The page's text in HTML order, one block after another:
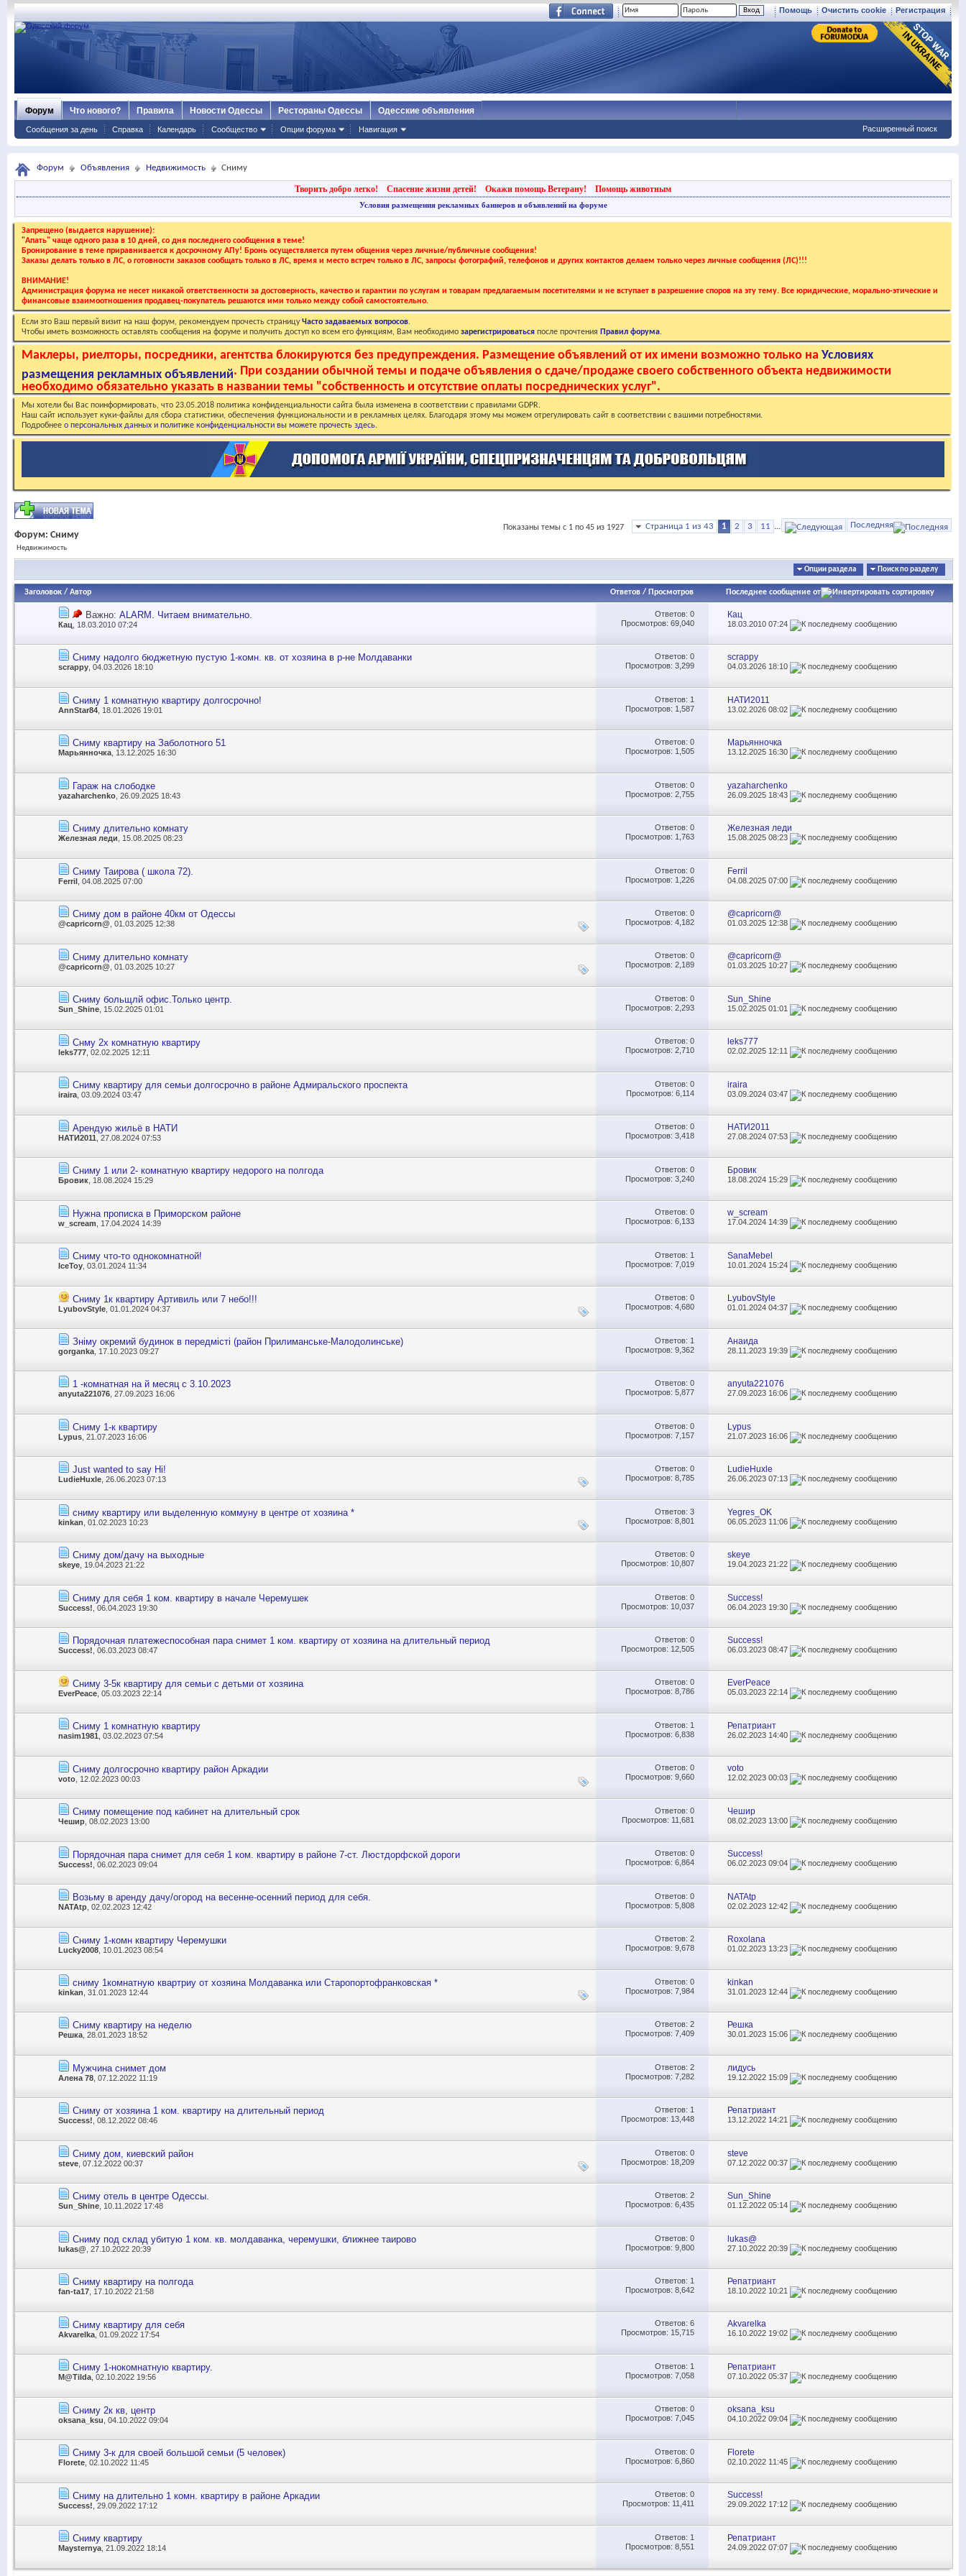
Регистрация
Очистить cookie
Помощь
Форум
Сообщения за день Справка Календарь Сообщество Опции форума Навигация
Что нового? Правила Новости Одессы Рестораны Одессы Одесские объявления
Расширенный поиск
Форум Объявления Недвижимость Сниму
Творить добро легко! Спасение жизни детей! Окажи помощь Ветерану! Помощь животным
Условия размещения рекламных баннеров и объявлений на форуме
Запрещено (выдается нарушение):
"Апать" чаще одного раза в 10 дней, со дня последнего сообщения в теме!
Бронирование в теме приравнивается к досрочному АПу! Бронь осуществляется путем общения через личные/публичные сообщения!
Заказы делать только в ЛС, о готовности заказов сообщать только в ЛС, время и место встреч только в ЛС, запросы фотографий, телефонов и других контактов делаем только через личные сообщения (ЛС)!!!
ВНИМАНИЕ!
Администрация форума не несет никакой ответственности за достоверность, качество и гарантии по услугам и товарам предлагаемым посетителями и не вступает в разрешение споров на эту тему. Все юридические, морально-этические и
финансовые взаимоотношения продавец-покупатель решаются ими только между собой самостоятельно.
Если это Ваш первый визит на наш форум, рекомендуем прочесть страницуЧасто задаваемых вопросов.
Чтобы иметь возможность оставлять сообщения на форуме и получить доступ ко всем его функциям, Вам необходимо зарегистрироваться после прочтения Правил форума.
Маклеры, риелторы, посредники, агентства блокируются без предупреждения. Размещение объявлений от их имени возможно только на Условиях
размещения рекламных объявлений. При создании обычной темы и подаче объявления о сдаче/продаже своего собственного объекта недвижимости
необходимо обязательно указать в названии темы "собственность и отсутствие оплаты посреднических услуг".
Мы хотели бы Вас поинформировать, что 23.05.2018 политика конфиденциальности сайта была изменена в соответствии с правилами GDPR.
Наш сайт использует куки-файлы для сбора статистики, обеспечения функциональности и в рекламных целях. Благодаря этому мы можем отрегулировать сайт в соответствии с вашими потребностями.
Подробнее о персональных данных и политике конфиденциальности вы можете прочесть здесь.
Страница 1 из 43 1 2 3 11 ... Последняя
Показаны темы с 1 по 45 из 1927
Форум: Сниму
Недвижимость
Опции раздела Поиск по разделу
Заголовок / Автор Ответов/ Просмотров Последнее сообщение от
Важно: ALARM. Читаем внимательно.
Кац , 18.03.2010 07:24
Ответов: 0
Просмотров: 69,040
Кац
18.03.201007:24
Сниму надолго бюджетную пустую 1-комн. кв. от хозяина в р-не Молдаванки
scrappy, 04.03.2026 18:10
Ответов: 0
Просмотров: 3,299
scrappy
04.03.2026 18:10
Сниму 1 комнатную квартиру долгосрочно!
AnnStar84 , 18.01.2026 19:01
Ответов: 1
Просмотров: 1,587
НАТИ2011
13.02.202608:02
Сниму квартиру на Заболотного 51
Марьянночка, 13.12.2025 16:30
Ответов: 0
Просмотров: 1,505
Марьянночка
13.12.2025 16:30
Гараж на слободке
yazaharchenko , 26.09.2025 18:43
Ответов: 0
Просмотров: 2,755
yazaharchenko
26.09.2025 18:43
Сниму длительно комнату
Железная леди , 15.08.2025 08:23
Ответов: 0
Просмотров: 1,763
Железная леди
15.08.202508:23
Сниму Таирова ( школа 72).
Ferril , 04.08.2025 07:00
Ответов: 0
Просмотров: 1,226
Ferril
04.08.202507:00
Сниму дом в районе 40км от Одессы
@capricorn@ , 01.03.2025 12:38
Ответов: 0
Просмотров: 4,182
@capricorn@
01.03.2025 12:38
Сниму длительно комнату
@capricorn@ , 01.03.2025 10:27
Ответов: 0
Просмотров: 2,189
@capricorn@
01.03.202510:27
Сниму больщлй офис.Только центр.
Sun_Shine , 15.02.2025 01:01
Ответов: 0
Просмотров: 2,293
Sun_Shine
15.02.202501:01
Снму 2х комнатную квартиру
leks777 , 02.02.2025 12:11
Ответов: 0
Просмотров: 2,710
leks777
02.02.202512:11
Сниму квартиру для семьи долгосрочно в районе Адмиральского проспекта
iraira , 03.09.2024 03:47
Ответов: 0
Просмотров: 6,114
iraira
03.09.202403:47
Арендую жильё в НАТИ
НАТИ2011 , 27.08.2024 07:53
Ответов: 0
Просмотров: 3,418
НАТИ2011
27.08.202407:53
Сниму 1 или 2- комнатную квартиру недорого на полгода
Бровик , 18.08.2024 15:29
Ответов: 0
Просмотров: 3,240
Бровик
18.08.2024 15:29
Нужна прописка в Приморском районе
w_scream , 17.04.2024 14:39
Ответов: 0
Просмотров: 6,133
w_scream
17.04.2024 14:39
Сниму что-то однокомнатной!
IceToy , 03.01.2024 11:34
Ответов: 1
Просмотров: 7,019
SanaMebel
10.01.2024 15:24
Сниму 1к квартиру Артивиль или 7 небо!!!
LyubovStyle , 01.01.2024 04:37
Ответов: 0
Просмотров: 4,680
LyubovStyle
01.01.202404:37
Зніму окремий будинок в передмісті (район Прилиманське-Малодолинське)
gorganka , 17.10.2023 09:27
Ответов: 1
Просмотров: 9,362
Анаида
28.11.2023 19:39
1 -комнатная на й месяц с 3.10.2023
anyuta221076, 27.09.2023 16:06
Ответов: 0
Просмотров: 5,877
anyuta221076
27.09.2023 16:06
Сниму 1-к квартиру
Lypus , 21.07.2023 16:06
Ответов: 0
Просмотров: 7,157
Lypus
21.07.2023 16:06
Just wanted to say Hi!
LudieHuxle , 26.06.2023 07:13
Ответов: 0
Просмотров: 8,785
LudieHuxle
26.06.202307:13
сниму квартиру или выделенную коммуну в центре от хозяина *
kinkan , 01.02.2023 10:23
Ответов: 3
Просмотров: 8,801
Yegrеs_OK
06.05.2023 11:06
Сниму дом/дачу на выходные
skeye , 19.04.2023 21:22
Ответов: 0
Просмотров: 10,807
skeye
19.04.202321:22
Сниму для себя 1 ком. квартиру в начале Черемушек
Success! , 06.04.2023 19:30
Ответов: 0
Просмотров: 10,037
Success!
06.04.2023 19:30
Порядочная платежеспособная пара снимет 1 ком. квартиру от хозяина на длительный период
Success! , 06.03.2023 08:47
Ответов: 0
Просмотров: 12,505
Success!
06.03.202308:47
Сниму 3-5к квартиру для семьи с детьми от хозяина
EverPeace , 05.03.2023 22:14
Ответов: 0
Просмотров: 8,786
EverPeace
05.03.202322:14
Сниму 1 комнатную квартиру
nasim1981 , 03.02.2023 07:54
Ответов: 1
Просмотров: 6,838
Репатриант
26.02.2023 14:40
Сниму долгосрочно квартиру район Аркадии
voto , 12.02.2023 00:03
Ответов: 0
Просмотров: 9,660
voto
12.02.202300:03
Сниму помещение под кабинет на длительный срок
Чешир , 08.02.2023 13:00
Ответов: 0
Просмотров: 11,681
Чешир
08.02.2023 13:00
Порядочная пара снимет для себя 1 ком. квартиру в районе 7-ст. Люстдорфской дороги
Success! , 06.02.2023 09:04
Ответов: 0
Просмотров: 6,864
Success!
06.02.202309:04
Возьму в аренду дачу/огород на весенне-осенний период для себя.
NATAtp , 02.02.2023 12:42
Ответов: 0
Просмотров: 5,808
NATAtp
02.02.2023 12:42
Сниму 1-комн квартиру Черемушки
Lucky2008 , 10.01.2023 08:54
Ответов: 2
Просмотров: 9,678
Roxolana
01.02.2023 13:23
сниму 1комнатную квартриу от хозяина Молдаванка или Старопортофранковская *
kinkan , 31.01.2023 12:44
Ответов: 0
Просмотров: 7,984
kinkan
31.01.2023 12:44
Сниму квартиру на неделю
Решка, 28.01.2023 18:52
Ответов: 2
Просмотров: 7,409
Решка
30.01.2023 15:06
Мужчина снимет дом
Алена 78 , 07.12.2022 11:19
Ответов: 2
Просмотров: 7,282
лидусь
19.12.2022 15:09
Сниму от хозяина 1 ком. квартиру на длительный период
Success!, 08.12.2022 08:46
Ответов: 1
Просмотров: 13,448
Репатриант
13.12.2022 14:21
Сниму дом, киевский район
steve , 07.12.2022 00:37
Ответов: 0
Просмотров: 18,209
steve
07.12.202200:37
Сниму отель в центре Одессы.
Sun_Shine , 10.11.2022 17:48
Ответов: 2
Просмотров: 6,435
Sun_Shine
01.12.202205:14
Сниму под склад убитую 1 ком. кв. молдаванка, черемушки, ближнее таирово
lukas@ , 27.10.2022 20:39
Ответов: 0
Просмотров: 9,800
lukas@
27.10.202220:39
Сниму квартиру на полгода
fan-ta17 , 17.10.2022 21:58
Ответов: 1
Просмотров: 8,642
Репатриант
18.10.2022 10:21
Сниму квартиру для себя
Akvarelka , 01.09.2022 17:54
Ответов: 6
Просмотров: 15,715
Akvarelka
16.10.202219:02
Сниму 1-нокомнатную квартиру.
M@Tilda , 02.10.2022 19:56
Ответов: 1
Просмотров: 7,058
Репатриант
07.10.202205:37
Сниму 2к кв, центр
oksana_ksu , 04.10.2022 09:04
Ответов: 0
Просмотров: 7,045
oksana_ksu
04.10.202209:04
Сниму 3-к для своей большой семьи (5 человек)
Florete , 02.10.2022 11:45
Ответов: 0
Просмотров: 6,860
Florete
02.10.2022 11:45
Сниму на длительно 1 комн. квартиру в районе Аркадии
Success! , 29.09.2022 17:12
Ответов: 0
Просмотров: 11,411
Success!
29.09.2022 17:12
Сниму квартиру
Maysternya , 21.09.2022 18:14
Ответов: 1
Просмотров: 8,551
Репатриант
24.09.202207:07